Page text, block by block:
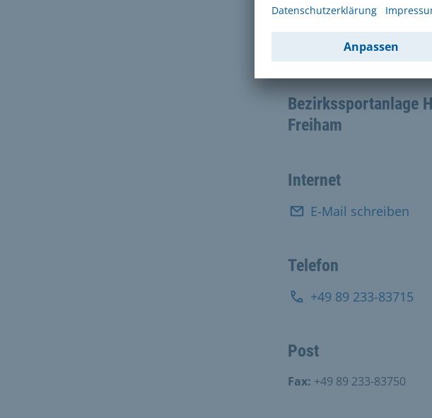
Kontakt
Bezirkssportanlage
Freiham
Internet
E-Mail schreiben
Telefon
+49 89 233-83715
Post
Fax: +49 89 233-83750